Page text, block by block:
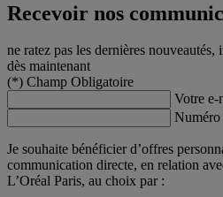
Recevoir nos
ne ratez pas les dernières
dès maintenant
(*) Champ Obligatoire
Votre e-
Numéro
Je souhaite bénéficier d’offres
communication directe, en relation
L’Oréal Paris, au choix par :